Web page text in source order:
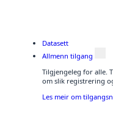
Datasett
Allmenn tilgang
Tilgjengeleg for alle.
om slik registrering
Les meir om